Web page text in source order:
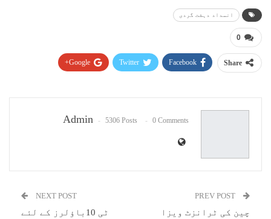
انسداد دہشت گردی
0
Share
Facebook
Twitter
Google+
Admin 5306 Posts 0 Comments
چین کی ٹرانزٹ ویزا
NEXT POST
ٹی 10باؤلرز کے لئے